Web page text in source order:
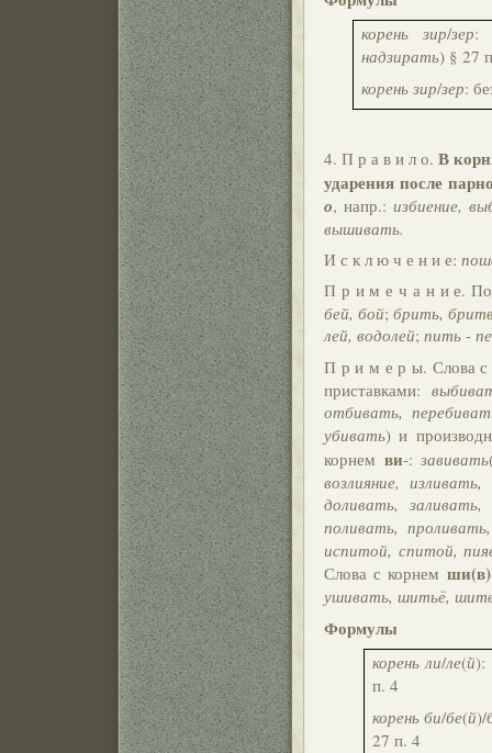
корень зир/зер:
надзирать) § 27
корень зир/зер:
4. П р а в и л о. В
ударения после
о, напр.: избиение,
вышивать.
И с к л ю ч е н и е:
П р и м е ч а н и е.
бей, бой; брить,
лей, водолей; пить -
П р и м е р ы. Слова
приставками:
отбивать,
убивать) и
корнем ви-:завивать
возлияние,
доливать,
поливать,
испитой, спитой,
Слова с корнем ши(в)
ушивать, шитьё,
Формулы
корень ли/ле(й):
п. 4
корень би/бе(й)/
27 п. 4